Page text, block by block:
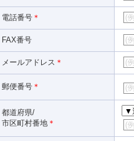
電話番号 ＊
FAX番号
メールアドレス ＊
郵便番号 ＊
都道府県/
市区町村番地 ＊